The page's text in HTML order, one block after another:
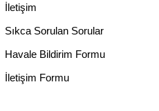
İletişim
Sıkca Sorulan Sorular
Havale Bildirim Formu
İletişim Formu